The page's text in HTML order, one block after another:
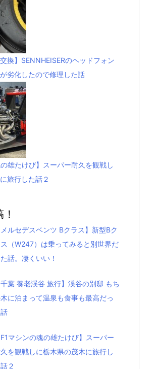
換】SENNHEISERのヘッドフォン
劣化したので修理した話
の雄たけび】スーパー耐久を観戦し
旅行した話２
メルセデスベンツ Bクラス】新型Bク
（W247）は乗ってみると別世界だ
話。凄くいい！
千葉 養老渓谷 旅行】渓谷の別邸 もち
に泊まって温泉も食事も最高だっ
F1マシンの魂の雄たけび】スーパー
を観戦しに栃木県の茂木に旅行し
２